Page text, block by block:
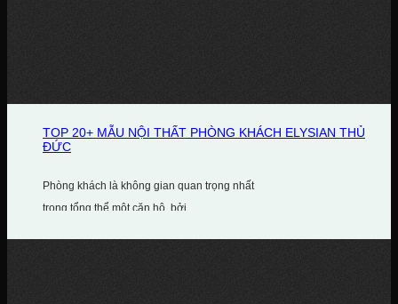
TOP 20+ MẪU NỘI THẤT PHÒNG KHÁCH ELYSIAN THỦ
ĐỨC
Phòng khách là không gian quan trọng nhất
trong tổng thể một căn hộ, bởi...